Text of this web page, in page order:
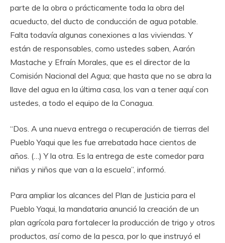
parte de la obra o prácticamente toda la obra del
acueducto, del ducto de conducción de agua potable.
Falta todavía algunas conexiones a las viviendas. Y
están de responsables, como ustedes saben, Aarón
Mastache y Efraín Morales, que es el director de la
Comisión Nacional del Agua; que hasta que no se abra la
llave del agua en la última casa, los van a tener aquí con
ustedes, a todo el equipo de la Conagua.
“Dos. A una nueva entrega o recuperación de tierras del
Pueblo Yaqui que les fue arrebatada hace cientos de
años. (…) Y la otra. Es la entrega de este comedor para
niñas y niños que van a la escuela”, informó.
Para ampliar los alcances del Plan de Justicia para el
Pueblo Yaqui, la mandataria anunció la creación de un
plan agrícola para fortalecer la producción de trigo y otros
productos, así como de la pesca, por lo que instruyó el